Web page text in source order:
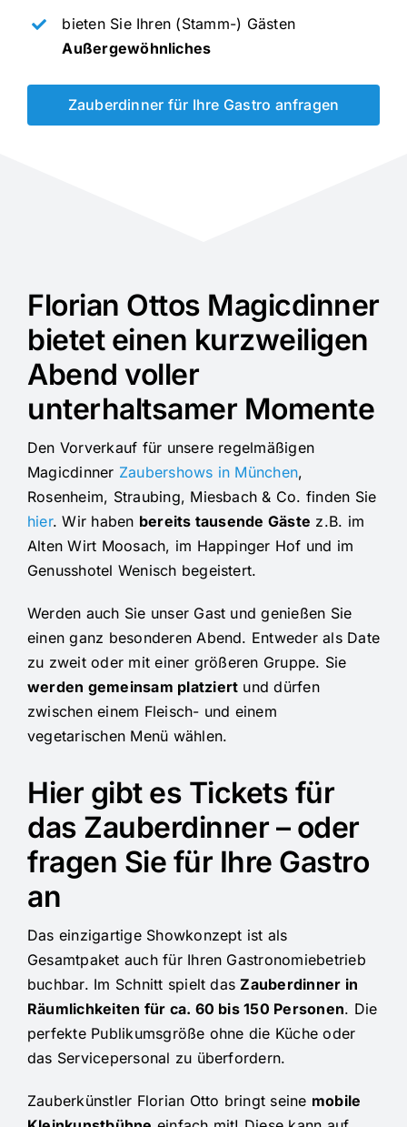
bieten Sie Ihren (Stamm-) Gästen
Außergewöhnliches
Zauberdinner für Ihre Gastro anfragen
Florian Ottos Magicdinner
bietet einen kurzweiligen
Abend voller
unterhaltsamer Momente
Den Vorverkauf für unsere regelmäßigen
Magicdinner Zaubershows in München,
Rosenheim, Straubing, Miesbach & Co. finden Sie
hier. Wir haben bereits tausende Gäste z.B. im
Alten Wirt Moosach, im Happinger Hof und im
Genusshotel Wenisch begeistert.
Werden auch Sie unser Gast und genießen Sie
einen ganz besonderen Abend. Entweder als Date
zu zweit oder mit einer größeren Gruppe. Sie
werden gemeinsam platziert und dürfen
zwischen einem Fleisch- und einem
vegetarischen Menü wählen.
Hier gibt es Tickets für
das Zauberdinner – oder
fragen Sie für Ihre Gastro
an
Das einzigartige Showkonzept ist als
Gesamtpaket auch für Ihren Gastronomiebetrieb
buchbar. Im Schnitt spielt dasZauberdinner in
Räumlichkeiten für ca. 60 bis 150 Personen. Die
perfekte Publikumsgröße ohne die Küche oder
das Servicepersonal zu überfordern.
Zauberkünstler Florian Otto bringt seine mobile